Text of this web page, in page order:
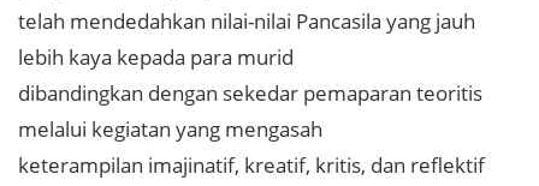
telah mendedahkan nilai-nilai Pancasila yang jauh
lebih kaya kepada para murid
dibandingkan dengan sekedar pemaparan teoritis
melalui kegiatan yang mengasah
keterampilan imajinatif, kreatif, kritis, dan reflektif